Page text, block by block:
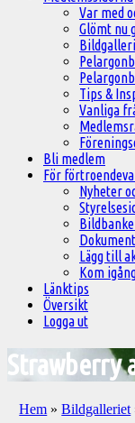
Var med
Glömt nu
Tips &
Vanliga
Bli medlem
För
Nyheter
Lägg till
Kom
Länktips
Översikt
Logga ut
Strawberry
Hem »Bildgalleriet